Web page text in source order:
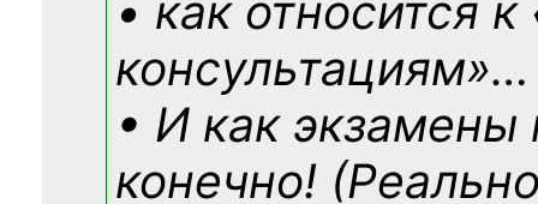
• как относится
консультациям»…
• И как экзамены
конечно!